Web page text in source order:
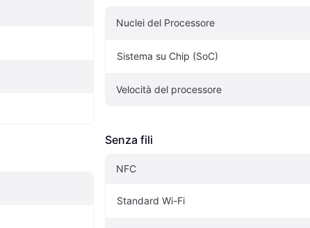
Nuclei del Processore
Sistema su Chip (SoC)
Velocità del processore
Senza fili
NFC
Standard Wi-Fi